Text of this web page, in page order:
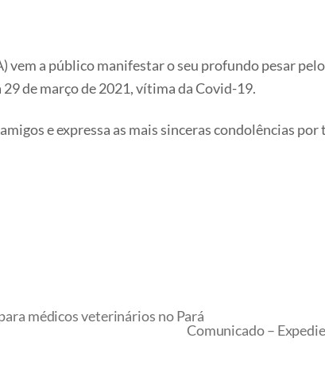
vem a público manifestar o seu profundo pesar
de março de 2021, vítima da Covid-19.
e expressa as mais sinceras condolências por
médicos veterinários no Pará
Comunicado –